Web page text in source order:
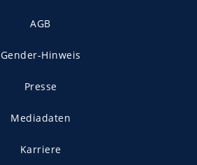
AGB
Gender-Hinweis
Presse
Mediadaten
Karriere